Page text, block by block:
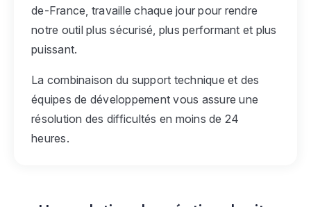
de-France, travaille chaque jour pour rendre
notre outil plus sécurisé, plus performant et plus
puissant.
La combinaison du support technique et des
équipes de développement vous assure une
résolution des difficultés en moins de 24
heures.